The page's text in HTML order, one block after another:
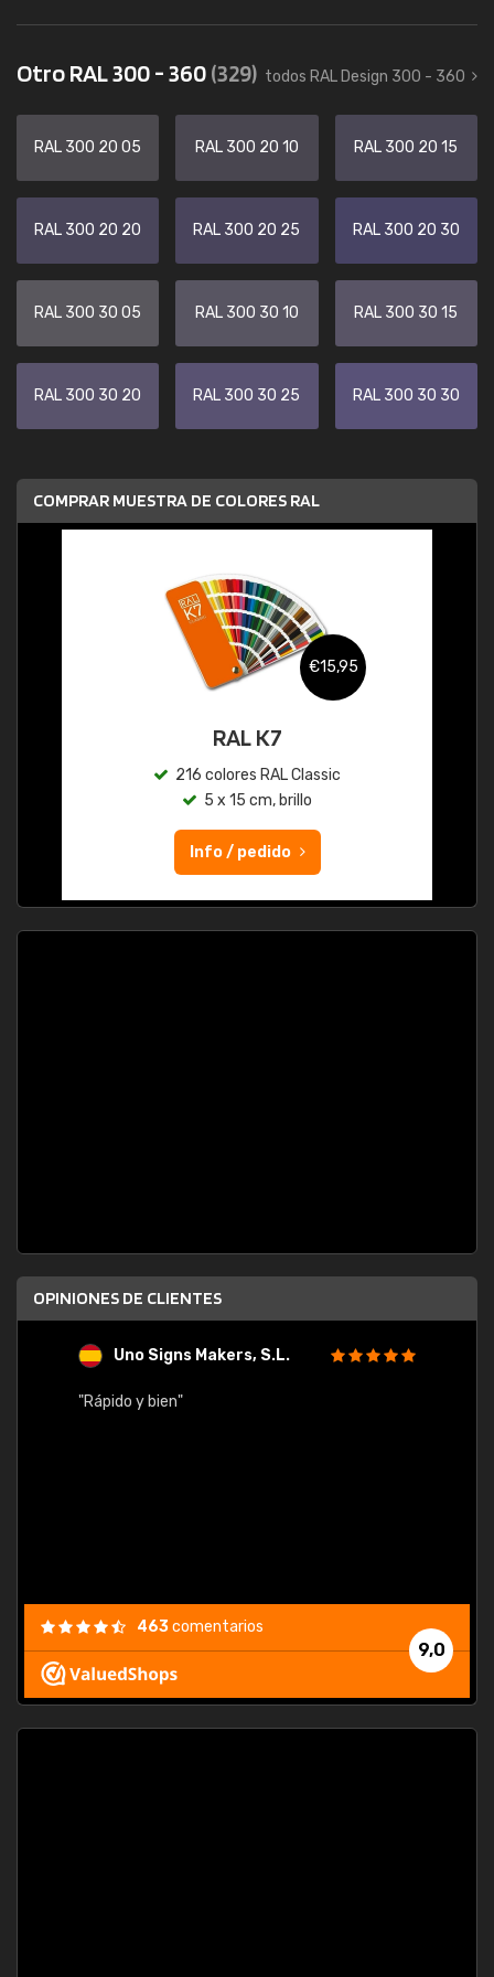
Otro RAL 300 - 360(329) todos RAL Design 300 - 360
RAL 300 20 05 RAL 300 20 10 RAL 300 20 15
RAL 300 20 20 RAL 300 20 25 RAL 300 20 30
RAL 300 30 05 RAL 300 30 10 RAL 300 30 15
RAL 300 30 20 RAL 300 30 25 RAL 300 30 30
COMPRAR MUESTRA DE COLORES RAL
€15,95
RAL K7
216 colores RAL Classic
5 x 15 cm, brillo
Info / pedido
OPINIONES DE CLIENTES
Uno Signs Makers, S.L.
"Rápido y bien"
9,0
463comentarios